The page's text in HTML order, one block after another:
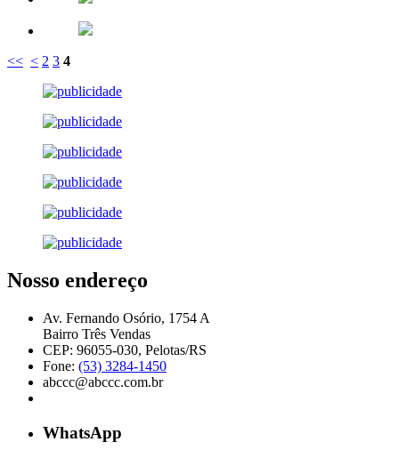
<< < 2 3 4
Nosso endereço
Av. Fernando Osório, 1754 A
Bairro Três Vendas
CEP: 96055-030, Pelotas/RS
Fone: (53) 3284-1450
abccc@abccc.com.br
WhatsApp